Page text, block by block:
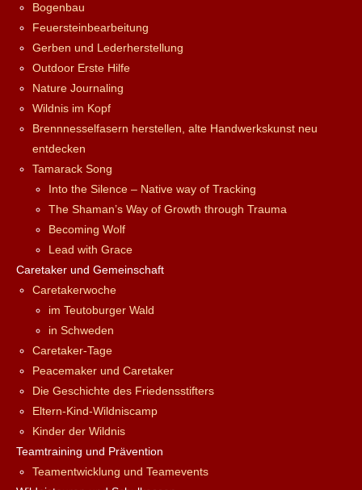
Bogenbau
Feuersteinbearbeitung
Gerben und Lederherstellung
Outdoor Erste Hilfe
Nature Journaling
Wildnis im Kopf
Brennnesselfasern herstellen, alte Handwerkskunst neu
entdecken
Tamarack Song
Into the Silence – Native way of Tracking
The Shaman’s Way of Growth through Trauma
Becoming Wolf
Lead with Grace
Caretaker und Gemeinschaft
Caretakerwoche
im Teutoburger Wald
in Schweden
Caretaker-Tage
Peacemaker und Caretaker
Die Geschichte des Friedensstifters
Eltern-Kind-Wildniscamp
Kinder der Wildnis
Teamtraining und Prävention
Teamentwicklung und Teamevents